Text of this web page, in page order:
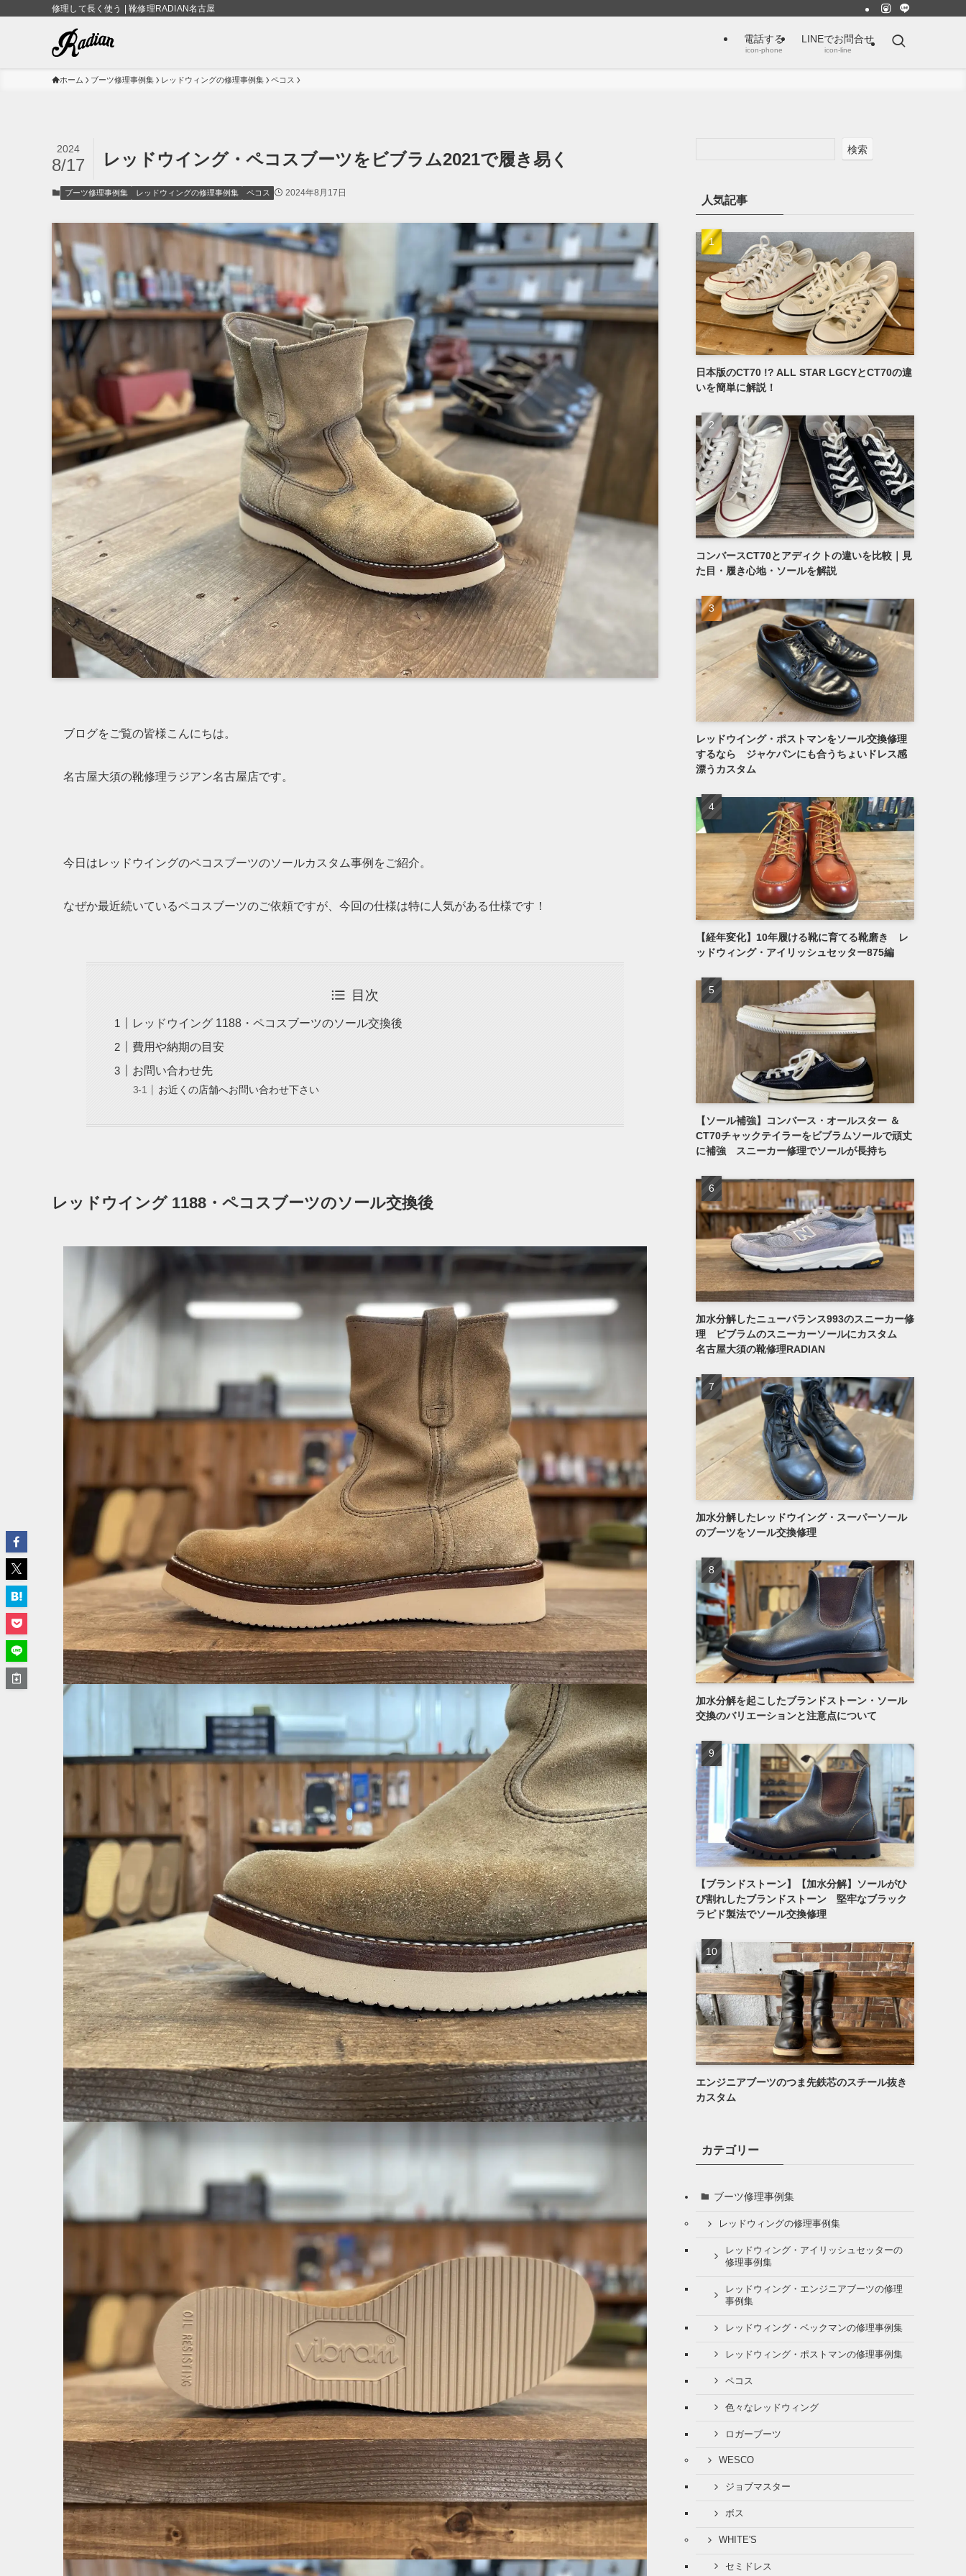
修理して長く使う | 靴修理RADIAN名古屋
電話する
icon-phone
LINEでお問合せ
icon-line
ホーム ブーツ修理事例集 レッドウィングの修理事例集 ペコス
レッドウイング・ペコスブーツをビブラム2021で履き易く
2024
8/17
ブーツ修理事例集 レッドウィングの修理事例集 ペコス 2024年8月17日
ブログをご覧の皆様こんにちは。
名古屋大須の靴修理ラジアン名古屋店です。
今日はレッドウイングのペコスブーツのソールカスタム事例をご紹介。
なぜか最近続いているペコスブーツのご依頼ですが、今回の仕様は特に人気がある仕様です！
目次
レッドウイング 1188・ペコスブーツのソール交換後
費用や納期の目安
お問い合わせ先
お近くの店舗へお問い合わせ下さい
レッドウイング 1188・ペコスブーツのソール交換後
検索
人気記事
日本版のCT70 !? ALL STAR LGCYとCT70の違
いを簡単に解説！
コンバースCT70とアディクトの違いを比較｜見
た目・履き心地・ソールを解説
レッドウイング・ポストマンをソール交換修理
するなら ジャケパンにも合うちょいドレス感
漂うカスタム
【経年変化】10年履ける靴に育てる靴磨き レ
ッドウィング・アイリッシュセッター875編
【ソール補強】コンバース・オールスター ＆
CT70チャックテイラーをビブラムソールで頑丈
に補強 スニーカー修理でソールが長持ち
加水分解したニューバランス993のスニーカー修
理 ビブラムのスニーカーソールにカスタム
名古屋大須の靴修理RADIAN
加水分解したレッドウイング・スーパーソール
のブーツをソール交換修理
加水分解を起こしたブランドストーン・ソール
交換のバリエーションと注意点について
【ブランドストーン】【加水分解】ソールがひ
び割れしたブランドストーン 堅牢なブラック
ラピド製法でソール交換修理
エンジニアブーツのつま先鉄芯のスチール抜き
カスタム
カテゴリー
ブーツ修理事例集
レッドウィングの修理事例集
レッドウィング・アイリッシュセッターの
修理事例集
レッドウィング・エンジニアブーツの修理
事例集
レッドウィング・ベックマンの修理事例集
レッドウィング・ポストマンの修理事例集
ペコス
色々なレッドウィング
ロガーブーツ
WESCO
ジョブマスター
ボス
WHITE'S
セミドレス